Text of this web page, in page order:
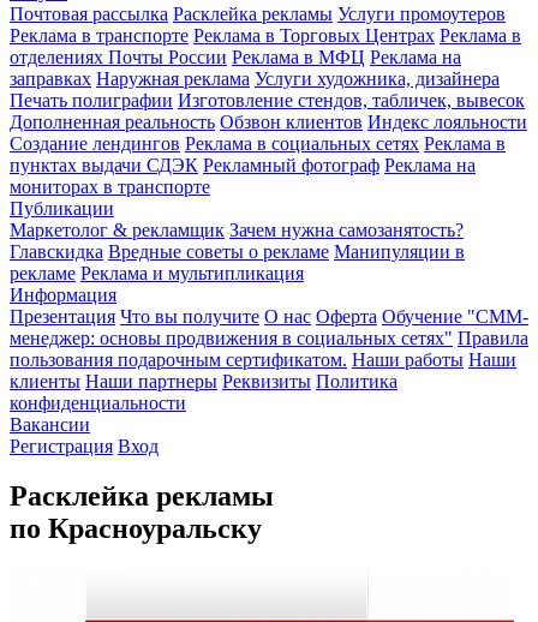
Почтовая рассылка Расклейка рекламы Услуги промоутеров
Реклама в транспорте Реклама в Торговых Центрах Реклама в
отделениях Почты России Реклама в МФЦ Реклама на
заправках Наружная реклама Услуги художника, дизайнера
Печать полиграфии Изготовление стендов, табличек, вывесок
Дополненная реальность Обзвон клиентов Индекс лояльности
Создание лендингов Реклама в социальных сетях Реклама в
пунктах выдачи СДЭК Рекламный фотограф Реклама на
мониторах в транспорте
Публикации
Маркетолог & рекламщик Зачем нужна самозанятость?
Главскидка Вредные советы о рекламе Манипуляции в
рекламе Реклама и мультипликация
Информация
Презентация Что вы получите О нас Оферта Обучение "СМM-
менеджер: основы продвижения в социальных сетях" Правила
пользования подарочным сертификатом. Наши работы Наши
клиенты Наши партнеры Реквизиты Политика
конфиденциальности
Вакансии
Регистрация Вход
Расклейка рекламы
по Красноуральску